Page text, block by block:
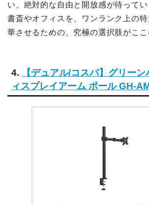
い、絶対的な自由と開放感が待って
書斎やオフィスを、ワンランク上の
華させるための、究極の選択肢がここ
4.
【デュアル/コスパ】グリー
ィスプレイアーム ポール GH-